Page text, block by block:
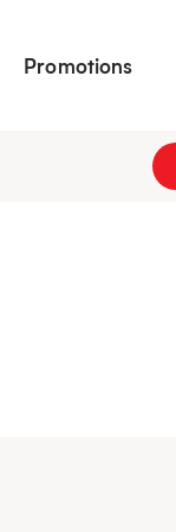
Promotions